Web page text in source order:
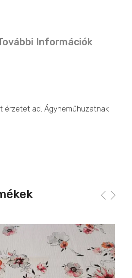
Információk
érzetet ad. Ágyneműhuzatnak